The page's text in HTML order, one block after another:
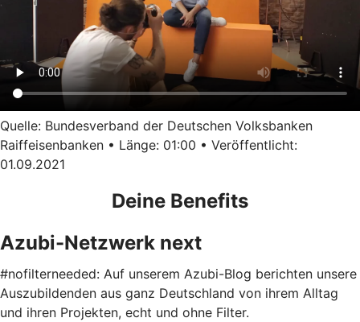
Quelle: Bundesverband der Deutschen Volksbanken
Raiffeisenbanken • Länge: 01:00 • Veröffentlicht:
01.09.2021
Deine Benefits
Azubi-Netzwerk next
#nofilterneeded: Auf unserem Azubi-Blog berichten unsere
Auszubildenden aus ganz Deutschland von ihrem Alltag
und ihren Projekten, echt und ohne Filter.